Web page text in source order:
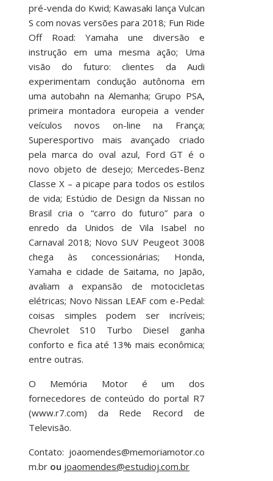
pré-venda do Kwid; Kawasaki lança Vulcan
S com novas versões para 2018; Fun Ride
Off Road: Yamaha une diversão e
instrução em uma mesma ação; Uma
visão do futuro: clientes da Audi
experimentam condução autônoma em
uma autobahn na Alemanha; Grupo PSA,
primeira montadora europeia a vender
veículos novos on-line na França;
Superesportivo mais avançado criado
pela marca do oval azul, Ford GT é o
novo objeto de desejo; Mercedes-Benz
Classe X – a picape para todos os estilos
de vida; Estúdio de Design da Nissan no
Brasil cria o “carro do futuro” para o
enredo da Unidos de Vila Isabel no
Carnaval 2018; Novo SUV Peugeot 3008
chega às concessionárias; Honda,
Yamaha e cidade de Saitama, no Japão,
avaliam a expansão de motocicletas
elétricas; Novo Nissan LEAF com e-Pedal:
coisas simples podem ser incríveis;
Chevrolet S10 Turbo Diesel ganha
conforto e fica até 13% mais econômica;
entre outras.
O Memória Motor é um dos
fornecedores de conteúdo do portal R7
(www.r7.com) da Rede Record de
Televisão.
Contato: joaomendes@memoriamotor.co
m.brou joaomendes@estudioj.com.br